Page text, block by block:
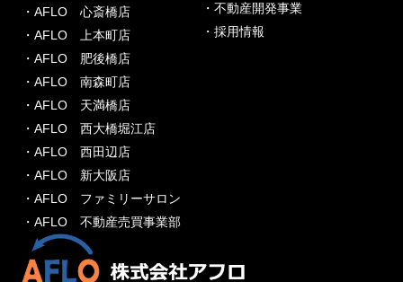
・AFLO 心斎橋店
・AFLO 上本町店
・AFLO 肥後橋店
・AFLO 南森町店
・AFLO 天満橋店
・AFLO 西大橋堀江店
・AFLO 西田辺店
・AFLO 新大阪店
・AFLO ファミリーサロン
・AFLO 不動産売買事業部
・不動産開発事業
・採用情報